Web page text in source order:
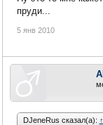
пруди...
5 янв 2010
DJeneRus сказал(а): ↑